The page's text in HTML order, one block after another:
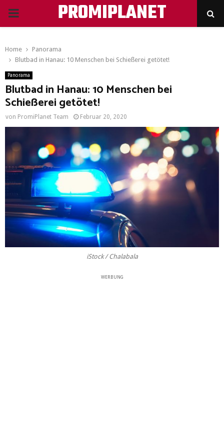
PRIMARY
PROMIPLANET
Home
Panorama
Blutbad in Hanau: 10 Menschen bei Schießerei getötet!
Panorama
Blutbad in Hanau: 10 Menschen bei
Schießerei getötet!
von PromiPlanet Team Februar 20, 2020
iStock / Chalabala
WERBUNG